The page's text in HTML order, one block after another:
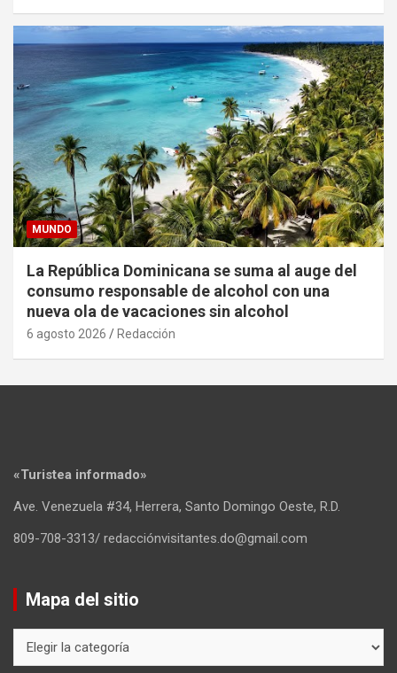
MUNDO
La República Dominicana se suma al auge del
consumo responsable de alcohol con una
nueva ola de vacaciones sin alcohol
6 agosto 2026 Redacción
«Turistea informado»
Ave. Venezuela #34, Herrera, Santo Domingo Oeste, R.D.
809-708-3313/ redacciónvisitantes.do@gmail.com
Mapa del sitio
del